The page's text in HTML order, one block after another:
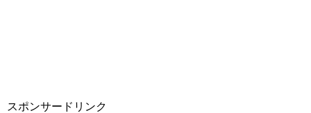
スポンサードリンク